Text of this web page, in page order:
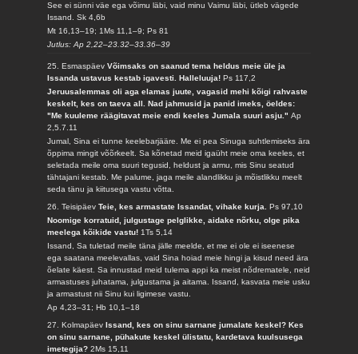
See ei sünni väe ega võimu läbi, vaid minu Vaimu läbi, ütleb vägede
Issand.Sk 4,6b
Mt 16,13–19; 1Ms 11,1–9; Ps 81
Jutlus: Ap 2,22–23.32–33.36–39
25. EsmaspäevVõimsaks on saanud tema heldus meie üle ja
Issanda ustavus kestab igavesti. Halleluuja!Ps 117,2
Jeruusalemmas oli aga elamas juute, vagasid mehi kõigi rahvaste
keskelt, kes on taeva all. Nad jahmusid ja panid imeks, öeldes:
"Me kuuleme räägitavat meie endi keeles Jumala suuri asju."Ap
2,5.7.11
Jumal, Sina ei tunne keelebarjääre. Me ei pea Sinuga suhtlemiseks ära
õppima mingit võõrkeelt. Sa kõnetad meid igaüht meie oma keeles, et
seletada meile oma suuri tegusid, heldust ja armu, mis Sinu seatud
tähtajani kestab. Me palume, jaga meile alandlikku ja mõistlikku meelt
seda tänu ja kiitusega vastu võtta.
26. TeisipäevTeie, kes armastate Issandat, vihake kurja.Ps 97,10
Noomige korratuid, julgustage pelglikke, aidake nõrku, olge pika
meelega kõikide vastu! 1Ts 5,14
Issand, Sa tuletad meile täna jälle meelde, et me ei ole ei iseenese
ega saatana meelevallas, vaid Sina hoiad meie hingi ja kisud need ära
õelate käest. Sa innustad meid tulema appi ka meist nõdrematele, neid
armastuses juhatama, julgustama ja aitama. Issand, kasvata meie usku
ja armastust nii Sinu kui ligimese vastu.
Ap 4,23–31; Hb 10,1–18
27. KolmapäevIssand, kes on sinu sarnane jumalate keskel? Kes
on sinu sarnane, pühakute keskel ülistatu, kardetava kuulsusega
imetegija?2Ms 15,11